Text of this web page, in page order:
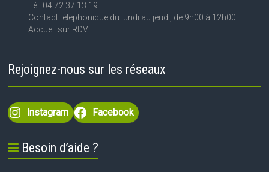
Tél. 04 72 37 13 19
Contact téléphonique du lundi au jeudi, de 9h00 à 12h00.
Accueil sur RDV.
Rejoignez-nous sur les réseaux
Instagram Facebook
Besoin d’aide ?